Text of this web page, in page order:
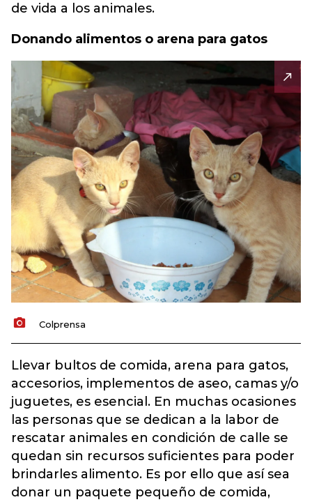
de vida a los animales.
Donando alimentos o arena para gatos
Colprensa
Llevar bultos de comida, arena para gatos,
accesorios, implementos de aseo, camas y/o
juguetes, es esencial. En muchas ocasiones
las personas que se dedican a la labor de
rescatar animales en condición de calle se
quedan sin recursos suficientes para poder
brindarles alimento. Es por ello que así sea
donar un paquete pequeño de comida,